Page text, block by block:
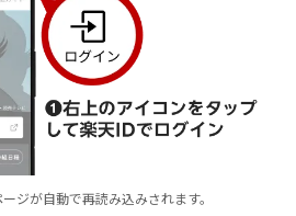
ジが自動で再読み込みされます。